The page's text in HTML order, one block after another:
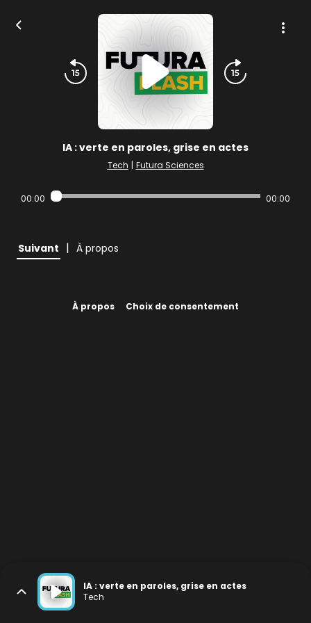
IA : verte en paroles, grise en actes
Tech | Futura Sciences
00:00 00:00
Suivant | À propos
À propos Choix de consentement
IA : verte en paroles, grise en actes
Tech